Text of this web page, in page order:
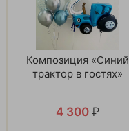
Композиция «Синий
трактор в гостях»
4 300 ₽